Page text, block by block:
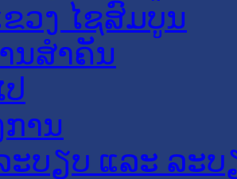
ວງ ໄຊສົມບູນ
ນສໍາຄັນ
ານ
ະບຽບ ແລະ ລະບ